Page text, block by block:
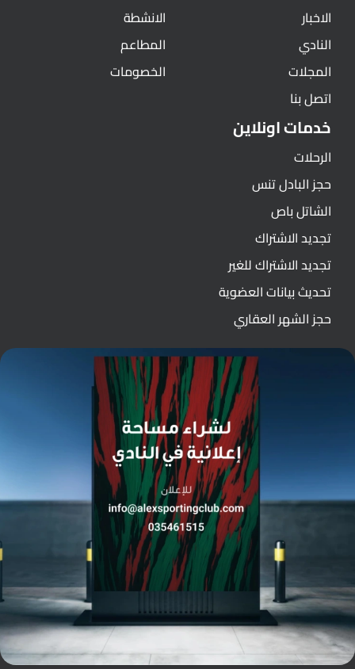
الاخبار
النادي
المجلات
اتصل بنا
الانشطة
المطاعم
الخصومات
خدمات اونلاين
الرحلات
حجز البادل تنس
الشاتل باص
تجديد الاشتراك
تجديد الاشتراك للغير
تحديث بيانات العضوية
حجز الشهر العقاري